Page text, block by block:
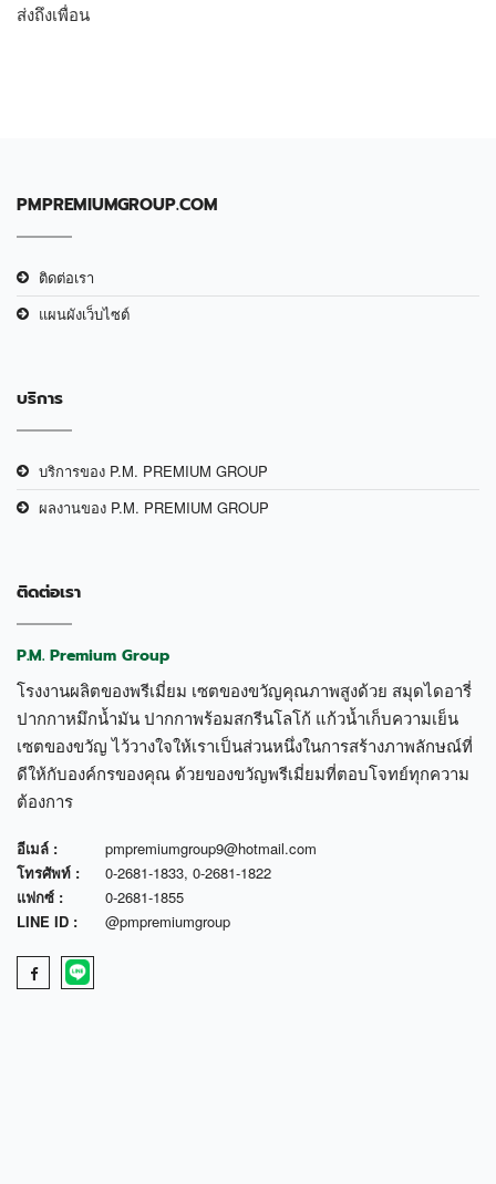
ส่งถึงเพื่อน
PMPREMIUMGROUP.COM
ติดต่อเรา
แผนผังเว็บไซต์
บริการ
บริการของ P.M. PREMIUM GROUP
ผลงานของ P.M. PREMIUM GROUP
ติดต่อเรา
P.M. Premium Group
โรงงานผลิตของพรีเมี่ยม เซตของขวัญคุณภาพสูงด้วย สมุดไดอารี่
ปากกาหมึกน้ำมัน ปากกาพร้อมสกรีนโลโก้ แก้วน้ำเก็บความเย็น
เซตของขวัญ ไว้วางใจให้เราเป็นส่วนหนึ่งในการสร้างภาพลักษณ์ที่
ดีให้กับองค์กรของคุณ ด้วยของขวัญพรีเมี่ยมที่ตอบโจทย์ทุกความ
ต้องการ
อีเมล์ :
pmpremiumgroup9@hotmail.com
โทรศัพท์ :
0-2681-1833, 0-2681-1822
แฟกซ์ :
0-2681-1855
LINE ID :
@pmpremiumgroup